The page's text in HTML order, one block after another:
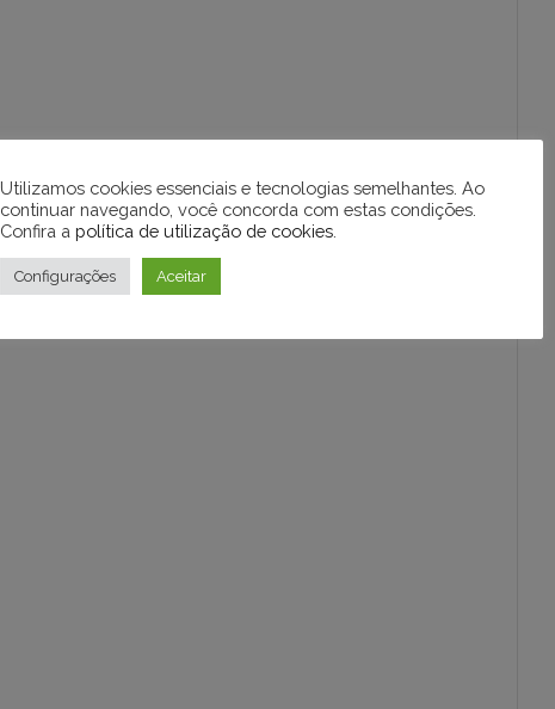
Utilizamos cookies essenciais e tecnologias semelhantes. Ao
continuar navegando, você concorda com estas condições.
Confira a política de utilização de cookies
Configurações Aceitar